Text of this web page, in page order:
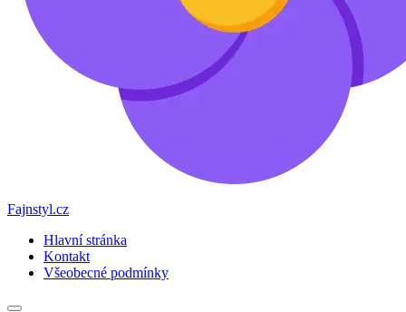
Fajnstyl.cz
Hlavní stránka
Kontakt
Všeobecné podmínky